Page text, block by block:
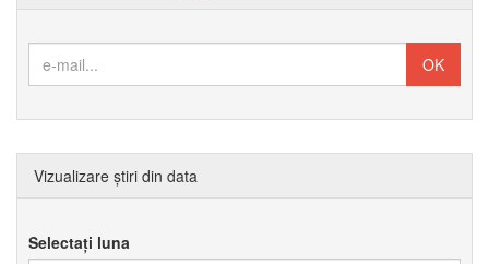
Vizualizare știri din data
Selectați luna